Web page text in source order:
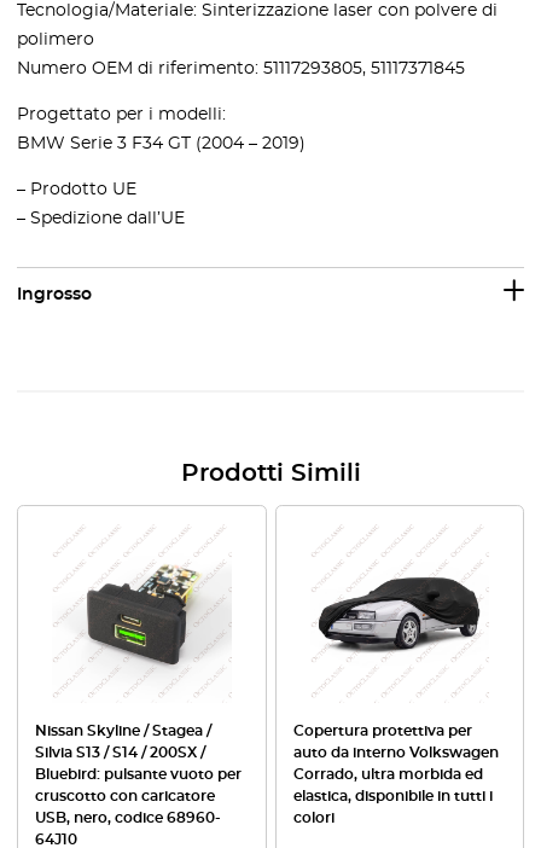
Tecnologia/Materiale: Sinterizzazione laser con polvere di
polimero
Numero OEM di riferimento: 51117293805, 51117371845
Progettato per i modelli:
BMW Serie 3 F34 GT (2004 – 2019)
– Prodotto UE
– Spedizione dall’UE
Ingrosso
Prodotti Simili
Nissan Skyline / Stagea /
Silvia S13 / S14 / 200SX /
Bluebird: pulsante vuoto per
cruscotto con caricatore
USB, nero, codice 68960-
64J10
Copertura protettiva per
auto da interno Volkswagen
Corrado, ultra morbida ed
elastica, disponibile in tutti i
colori